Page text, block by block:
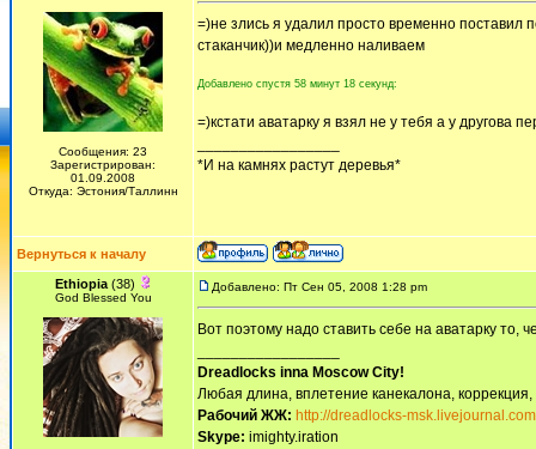
Сообщения: 23
Зарегистрирован:
01.09.2008
Откуда: Эстония/Таллинн
=)не злись я удалил просто временно поставил
стаканчик))и медленно наливаем
Добавлено спустя 58 минут 18 секунд:
=)кстати аватарку я взял не у тебя а у другова
*И на камнях растут деревья*
Вернуться к началу
Ethiopia(38)
God Blessed You
Добавлено: Пт Сен 05, 2008 1:28 pm
Вот поэтому надо ставить себе на аватарку то,
Dreadlocks inna Moscow Сity!
Любая длина, вплетение канекалона,
Рабочий ЖЖ: http://dreadlocks-
Skype: imighty.iration